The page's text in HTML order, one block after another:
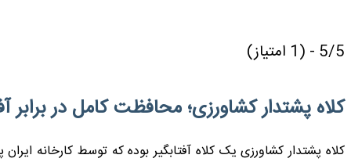
5/5 - (1 امتیاز)
کلاه پشتدار کشاورزی؛ محافظت کامل در برابر
کلاه پشتدار کشاورزی یک کلاه آفتابگیر بوده که توسط کارخانه